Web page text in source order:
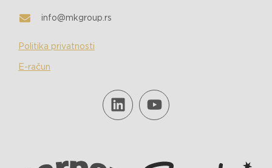
info@mkgroup.rs
Politika privatnosti
E-račun